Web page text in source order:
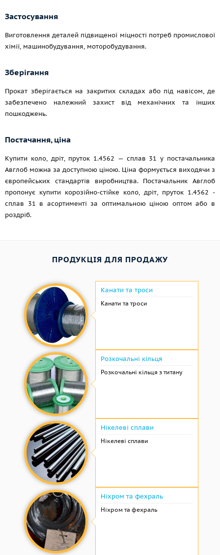
Застосування
Виготовлення деталей підвищеної міцності потреб промислової
хімії, машинобудування, моторобудування.
Зберігання
Прокат зберігається на закритих складах або під навісом, де
забезпечено належний захист від механічних та інших
пошкоджень.
Постачання, ціна
Купити коло, дріт, пруток 1.4562 — сплав 31 у постачальника
Авглоб можна за доступною ціною. Ціна формується виходячи з
європейських стандартів виробництва. Постачальник Авглоб
пропонує купити корозійно-стійке коло, дріт, пруток 1.4562 -
сплав 31 в асортименті за оптимальною ціною оптом або в
роздріб.
ПРОДУКЦІЯ ДЛЯ ПРОДАЖУ
Канати та троси
Канати та троси
Розкочальні кільця
Розкочальні кільця з титану
Нікелеві сплави
Нікелеві сплави
Ніхром та фехраль
Ніхром та фехраль